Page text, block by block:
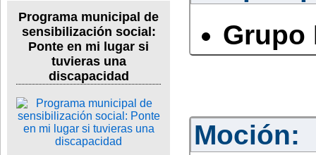
Programa municipal de
sensibilización social:
Ponte en mi lugar si
tuvieras una
discapacidad
Grupo
Moción: